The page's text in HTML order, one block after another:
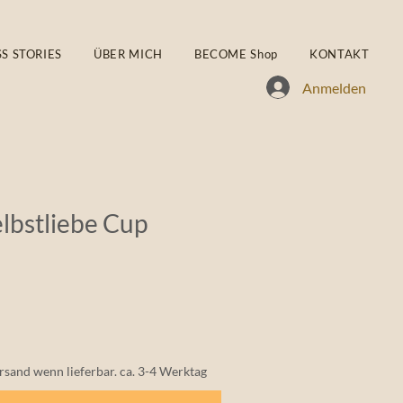
STORIES ÜBER MICH BECOME Shop KONTAKT
Anmelden
Cup
wenn lieferbar. ca. 3-4 Werktag